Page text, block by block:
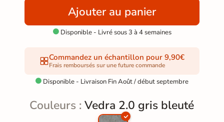
Ajouter au panier
Disponible - Livré sous 3 à 4 semaines
Commandez un échantillon pour 9,90€
Frais remboursés sur une future commande
 Disponible - Livraison Fin Août / début septembre
Couleurs :Vedra 2.0 gris bleuté